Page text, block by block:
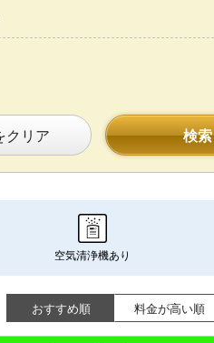
クリア 検索
空気清浄機あり
おすすめ順 料金が高い順